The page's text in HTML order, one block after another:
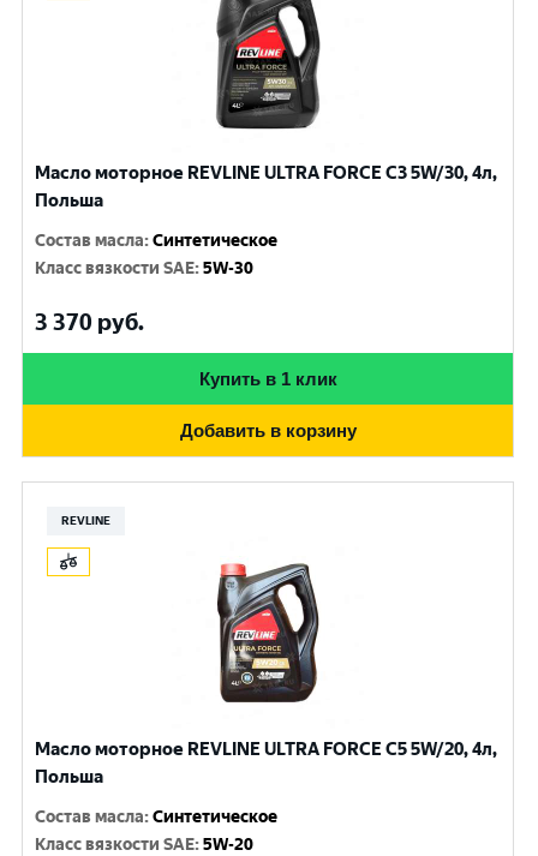
Масло моторное REVLINE ULTRA FORCE C3 5W/30, 4л,
Польша
Состав масла:Синтетическое
Класс вязкости SAE:5W-30
3 370 руб.
Купить в 1 клик
Добавить в корзину
REVLINE
Масло моторное REVLINE ULTRA FORCE C5 5W/20, 4л,
Польша
Состав масла:Синтетическое
Класс вязкости SAE:5W-20